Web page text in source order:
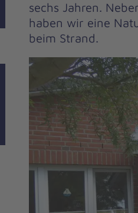
sechs Jahren.
haben wir eine
beim Strand.